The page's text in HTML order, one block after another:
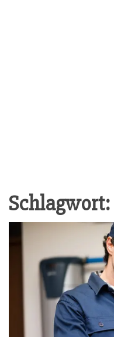
Schlagwort: